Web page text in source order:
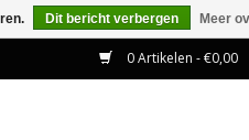
0 Artikelen - €0,00
Dit bericht verbergen Meer